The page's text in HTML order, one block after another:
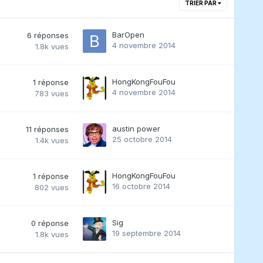
TRIER PAR
6 réponses
1.8k vues
BarOpen
4 novembre 2014
1 réponse
783 vues
HongKongFouFou
4 novembre 2014
11 réponses
1.4k vues
austin power
25 octobre 2014
1 réponse
802 vues
HongKongFouFou
16 octobre 2014
0 réponse
1.8k vues
Sig
19 septembre 2014